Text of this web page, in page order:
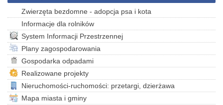
Zwierzęta bezdomne - adopcja psa i kota
Informacje dla rolników
System Informacji Przestrzennej
Plany zagospodarowania
Gospodarka odpadami
Realizowane projekty
Nieruchomości-ruchomości: przetargi, dzierżawa
Mapa miasta i gminy